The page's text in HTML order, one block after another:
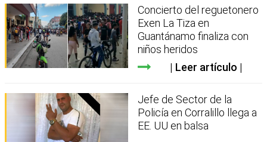
Concierto del reguetonero
Exen La Tiza en
Guantánamo finaliza con
niños heridos
Leer artículo
Jefe de Sector de la
Policía en Corralillo llega a
EE. UU en balsa